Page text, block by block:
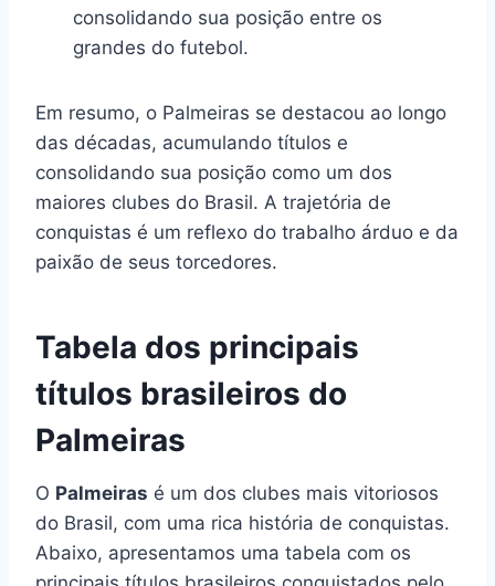
consolidando sua posição entre os
grandes do futebol.
Em resumo, o Palmeiras se destacou ao longo
das décadas, acumulando títulos e
consolidando sua posição como um dos
maiores clubes do Brasil. A trajetória de
conquistas é um reflexo do trabalho árduo e da
paixão de seus torcedores.
Tabela dos principais
títulos brasileiros do
Palmeiras
O Palmeiras é um dos clubes mais vitoriosos
do Brasil, com uma rica história de conquistas.
Abaixo, apresentamos uma tabela com os